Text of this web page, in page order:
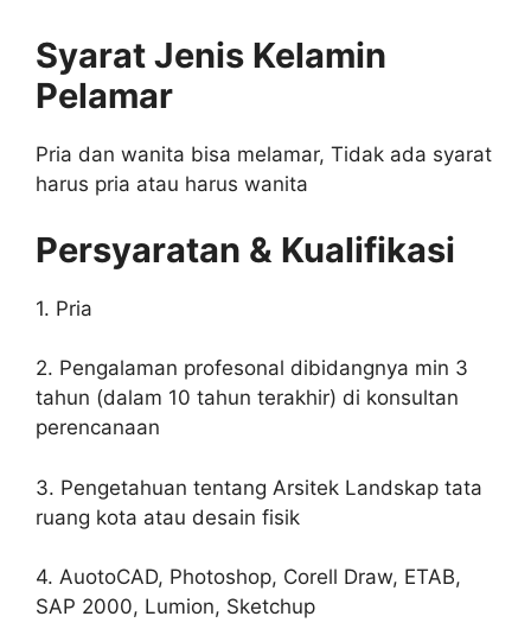
Syarat Jenis Kelamin
Pelamar
Pria dan wanita bisa melamar, Tidak ada syarat
harus pria atau harus wanita
Persyaratan & Kualifikasi
1. Pria
2. Pengalaman profesonal dibidangnya min 3
tahun (dalam 10 tahun terakhir) di konsultan
perencanaan
3. Pengetahuan tentang Arsitek Landskap tata
ruang kota atau desain fisik
4. AuotoCAD, Photoshop, Corell Draw, ETAB,
SAP 2000, Lumion, Sketchup